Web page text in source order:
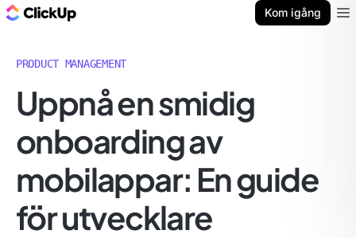
Kom igång
PRODUCT MANAGEMENT
Uppnå en smidig
onboarding av
mobilappar: En guide
för utvecklare